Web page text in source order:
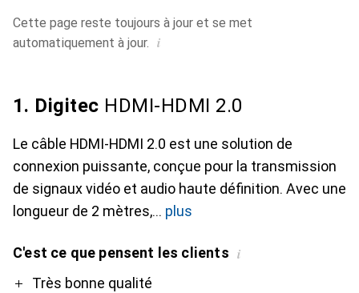
Cette page reste toujours à jour et se met
automatiquement à jour. i
1. Digitec HDMI-HDMI 2.0
Le câble HDMI-HDMI 2.0 est une solution de
connexion puissante, conçue pour la transmission
de signaux vidéo et audio haute définition. Avec une
longueur de 2 mètres,
plus
C'est ce que pensent les clients i
ProTrès bonne qualité
Contre